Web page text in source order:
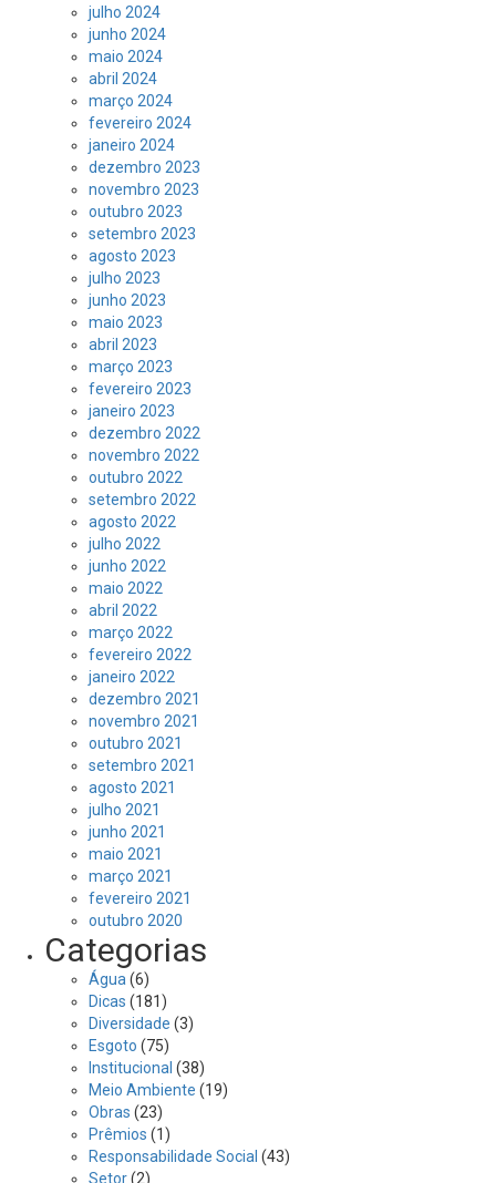
julho 2024
junho 2024
maio 2024
abril 2024
março 2024
fevereiro 2024
janeiro 2024
dezembro 2023
novembro 2023
outubro 2023
setembro 2023
agosto 2023
julho 2023
junho 2023
maio 2023
abril 2023
março 2023
fevereiro 2023
janeiro 2023
dezembro 2022
novembro 2022
outubro 2022
setembro 2022
agosto 2022
julho 2022
junho 2022
maio 2022
abril 2022
março 2022
fevereiro 2022
janeiro 2022
dezembro 2021
novembro 2021
outubro 2021
setembro 2021
agosto 2021
julho 2021
junho 2021
maio 2021
março 2021
fevereiro 2021
outubro 2020
Categorias
Água (6)
Dicas (181)
Diversidade (3)
Esgoto (75)
Institucional (38)
Meio Ambiente (19)
Obras (23)
Prêmios (1)
Responsabilidade Social (43)
Setor(2)